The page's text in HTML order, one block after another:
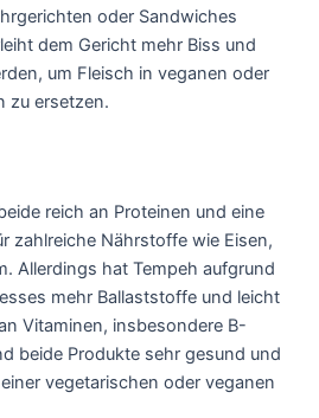
oder Sandwiches
dem Gericht mehr Biss und
um Fleisch in veganen oder
zu ersetzen.
reich an Proteinen und eine
zahlreiche Nährstoffe wie Eisen,
Allerdings hat Tempeh aufgrund
mehr Ballaststoffe und leicht
Vitaminen, insbesondere B-
beide Produkte sehr gesund und
vegetarischen oder veganen